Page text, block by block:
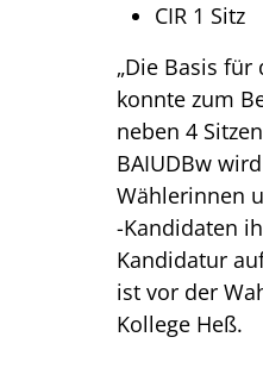
CIR 1 Sitz
„Die Basis
konnte zum
neben 4
BAIUDBw
Wählerinnen
-Kandidaten
Kandidatur
ist vor der
Kollege Heß.